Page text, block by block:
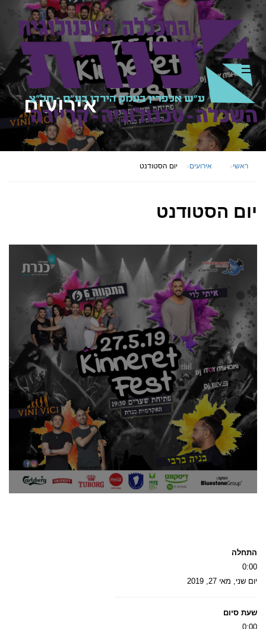
אירועים
ראשי אירועים יום הסטודנט
יום הסטודנט
התחלה
0:00
יום שני, מאי 27, 2019
שעת סיום
0:00